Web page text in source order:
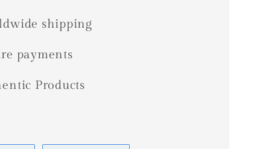
shipping
payments
Products